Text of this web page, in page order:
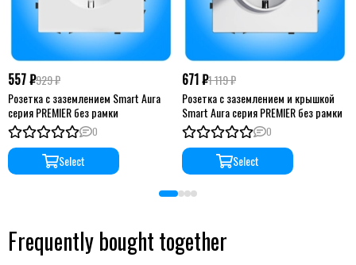
557 ₽929 ₽
Розетка с заземлением Smart Aura
серия PREMIER без рамки
0
Select
671 ₽1 119 ₽
Розетка с заземлением и крышкой
Smart Aura серия PREMIER без рамки
0
Select
Frequently bought together